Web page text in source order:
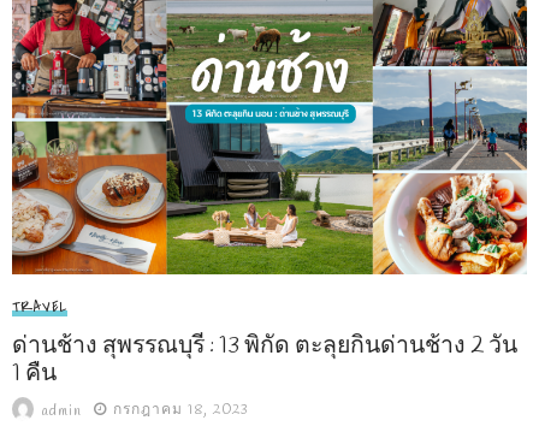
TRAVEL
ด่านช้าง สุพรรณบุรี : 13 พิกัด ตะลุยกินด่านช้าง 2 วัน
1 คืน
admin กรกฎาคม 18, 2023